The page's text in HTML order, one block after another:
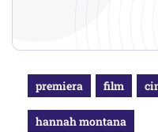
premiera film
hannah montana